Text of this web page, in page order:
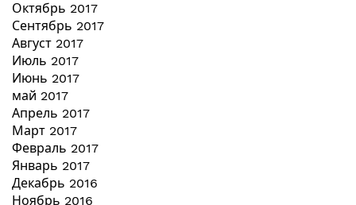
Октябрь 2017
Сентябрь 2017
Август 2017
Июль 2017
Июнь 2017
май 2017
Апрель 2017
Март 2017
Февраль 2017
Январь 2017
Декабрь 2016
Ноябрь 2016